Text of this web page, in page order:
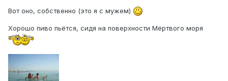
Вот оно, собственно (это я с мужем)
Хорошо пиво пьётся, сидя на поверхности Мёртвого моря